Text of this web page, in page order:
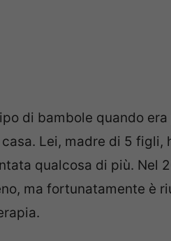
di bambole quando
Lei, madre di 5 figli,
qualcosa di più. Nel
ma fortunatamente è